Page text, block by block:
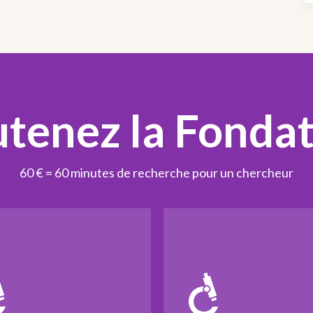
la
60 € = 60 minutes de recherche pour un chercheur